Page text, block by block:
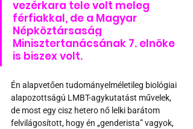
vezérkara tele volt meleg
férfiakkal, de a Magyar
Népköztársaság
Minisztertanácsának 7. elnöke
is biszex volt.
Én alapvetően tudományelméletileg biológiai
alapozottságú LMBT-agykutatást művelek,
de most egy cisz hetero nő lelki barátom
felvilágosított, hogy én „genderista” vagyok,